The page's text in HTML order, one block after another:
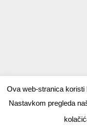
Ova web-stranica
Nastavkom pregleda